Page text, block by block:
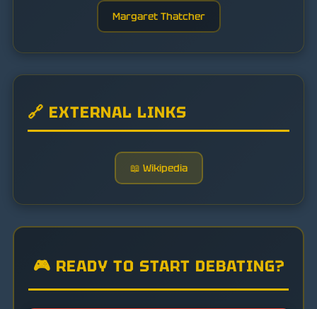
Margaret Thatcher
🔗 EXTERNAL LINKS
📖 Wikipedia
🎮 READY TO START DEBATING?